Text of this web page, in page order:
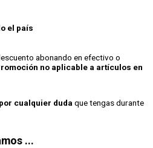
el país
abonando en efectivo o
no aplicable a artículos en
cualquier duda que tengas durante
...